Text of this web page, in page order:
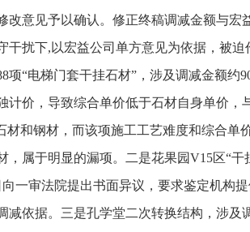
改意见予以确认。修正终稿调减金额与宏
扰下,以宏益公司单方意见为依据，被迫
项“电梯门套干挂石材”，涉及调减金额约
计价，导致综合单价低于石材自身单价，
材和钢材，而该项施工工艺难度和综合单
，属于明显的漏项。二是花果园V15区“干
一审法院提出书面异议，要求鉴定机构
减依据。三是孔学堂二次转换结构，涉及